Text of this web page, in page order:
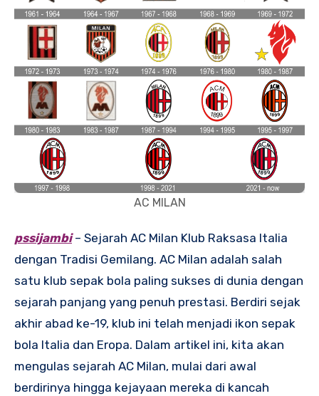
AC MILAN
pssijambi– Sejarah AC Milan Klub Raksasa Italia
dengan Tradisi Gemilang. AC Milan adalah salah
satu klub sepak bola paling sukses di dunia dengan
sejarah panjang yang penuh prestasi. Berdiri sejak
akhir abad ke-19, klub ini telah menjadi ikon sepak
bola Italia dan Eropa. Dalam artikel ini, kita akan
mengulas sejarah AC Milan, mulai dari awal
berdirinya hingga kejayaan mereka di kancah